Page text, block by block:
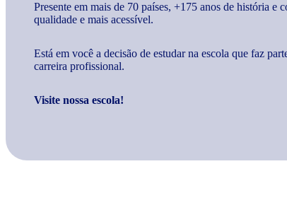
Presente em mais de 70 países, +175 anos de história e
qualidade e mais acessível.
Está em você a decisão de estudar na escola que faz
carreira profissional.
Visite nossa escola!